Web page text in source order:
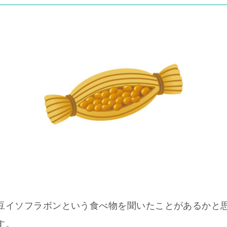
イソフラボンという食べ物を聞いたことがあるかと
。